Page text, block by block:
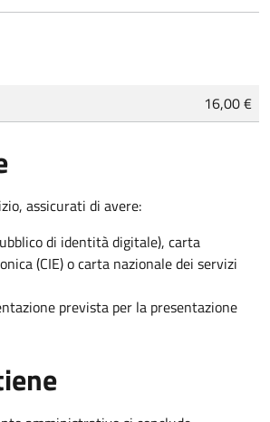
16,00 €
assicurati di avere:
di identità digitale), carta
(CIE) o carta nazionale dei servizi
prevista per la presentazione